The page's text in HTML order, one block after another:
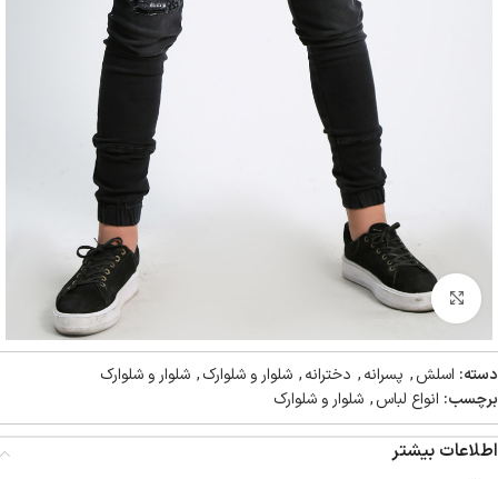
بزرگنمایی تصویر
دسته: اسلش, پسرانه, دخترانه, شلوار و شلوارک, شلوار و شلوارک
برچسب: انواع لباس, شلوار و شلوارک
اطلاعات بیشتر